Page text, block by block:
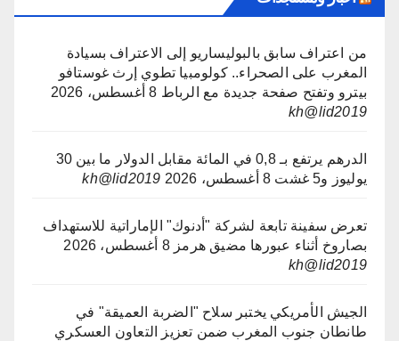
من اعتراف سابق بالبوليساريو إلى الاعتراف بسيادة
المغرب على الصحراء.. كولومبيا تطوي إرث غوستافو
بيترو وتفتح صفحة جديدة مع الرباط 8 أغسطس، 2026
kh@lid2019
الدرهم يرتفع بـ 0,8 في المائة مقابل الدولار ما بين 30
يوليوز و5 غشت
8 أغسطس، 2026 kh@lid2019
تعرض سفينة تابعة لشركة "أدنوك" الإماراتية للاستهداف
بصاروخ أثناء عبورها مضيق هرمز 8 أغسطس، 2026
kh@lid2019
الجيش الأمريكي يختبر سلاح "الضربة العميقة" في
طانطان جنوب المغرب ضمن تعزيز التعاون العسكري